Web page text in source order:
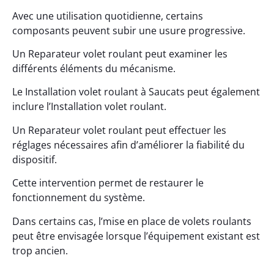
Avec une utilisation quotidienne, certains
composants peuvent subir une usure progressive.
Un Reparateur volet roulant peut examiner les
différents éléments du mécanisme.
Le Installation volet roulant à Saucats peut également
inclure l’Installation volet roulant.
Un Reparateur volet roulant peut effectuer les
réglages nécessaires afin d’améliorer la fiabilité du
dispositif.
Cette intervention permet de restaurer le
fonctionnement du système.
Dans certains cas, l’mise en place de volets roulants
peut être envisagée lorsque l’équipement existant est
trop ancien.